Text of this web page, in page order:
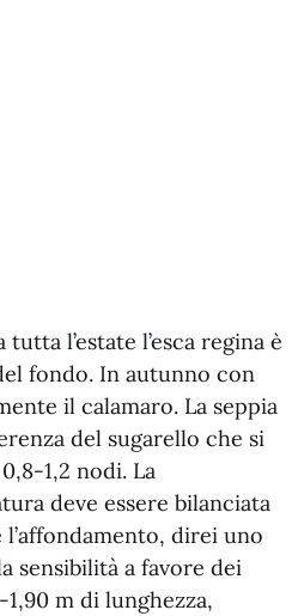
l’estate l’esca regina è
fondo. In autunno con
il calamaro. La seppia
del sugarello che si
1,2 nodi. La
deve essere bilanciata
direi uno
sensibilità a favore dei
m di lunghezza,